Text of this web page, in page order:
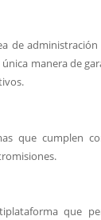
de
manera de
que cumplen
que